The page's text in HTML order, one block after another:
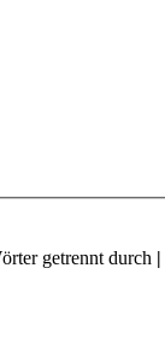
getrennt durch |